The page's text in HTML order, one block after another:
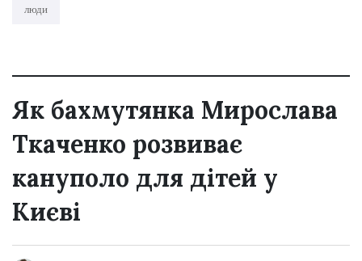
люди
Як бахмутянка Мирослава
Ткаченко розвиває
кануполо для дітей у
Києві